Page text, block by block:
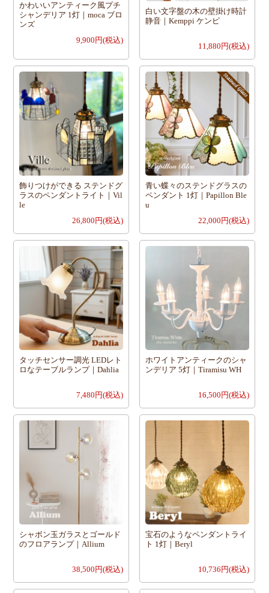
かわいいアンティーク風プチ
シャンデリア 1灯｜moca ブロ
ンズ
9,900円(税込)
白い文字盤の木の壁掛け時計
静音｜Kemppi ケンピ
11,880円(税込)
飾りつけができる ステンドグ
ラスのペンダントライト｜Vil
le
26,800円(税込)
青い蝶々のステンドグラスの
ペンダント 1灯｜Papillon Ble
u
22,000円(税込)
タッチセンサー調光 LEDレト
ロなテーブルランプ｜Dahlia
7,480円(税込)
ホワイトアンティークのシャ
ンデリア 5灯｜Tiramisu WH
16,500円(税込)
シャボン玉ガラスとゴールド
のフロアランプ｜Allium
38,500円(税込)
宝石のようなペンダントライ
ト 1灯｜Beryl
10,736円(税込)